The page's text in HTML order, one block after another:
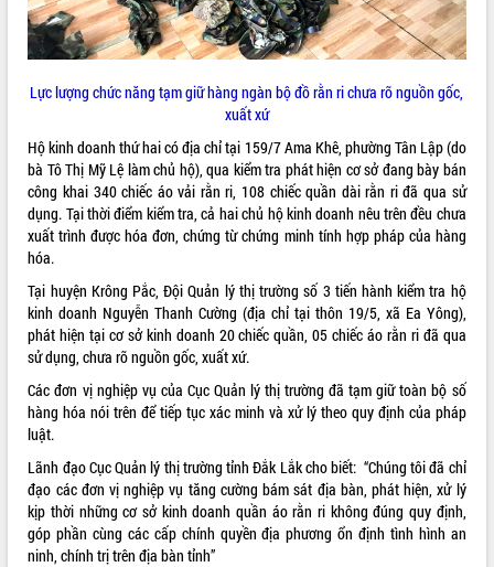
LIÊN KẾT WEB
Hôm nay: 2364
Tất cả: 66047687
Lực lượng chức năng tạm giữ hàng ngàn bộ đồ rằn ri chưa rõ nguồn gốc,
xuất xứ
Hộ kinh doanh thứ hai có địa chỉ tại 159/7 Ama Khê, phường Tân Lập (do
bà Tô Thị Mỹ Lệ làm chủ hộ), qua kiểm tra phát hiện cơ sở đang bày bán
công khai 340 chiếc áo vải rằn ri, 108 chiếc quần dài rằn ri đã qua sử
dụng. Tại thời điểm kiểm tra, cả hai chủ hộ kinh doanh nêu trên đều chưa
xuất trình được hóa đơn, chứng từ chứng minh tính hợp pháp của hàng
hóa.
Tại huyện Krông Pắc, Đội Quản lý thị trường số 3 tiến hành kiểm tra hộ
kinh doanh Nguyễn Thanh Cường (địa chỉ tại thôn 19/5, xã Ea Yông),
phát hiện tại cơ sở kinh doanh 20 chiếc quần, 05 chiếc áo rằn ri đã qua
sử dụng, chưa rõ nguồn gốc, xuất xứ.
Các đơn vị nghiệp vụ của Cục Quản lý thị trường đã tạm giữ toàn bộ số
hàng hóa nói trên để tiếp tục xác minh và xử lý theo quy định của pháp
luật.
Lãnh đạo Cục Quản lý thị trường tỉnh Đắk Lắk cho biết: “Chúng tôi đã chỉ
đạo các đơn vị nghiệp vụ tăng cường bám sát địa bàn, phát hiện, xử lý
kịp thời những cơ sở kinh doanh quần áo rằn ri không đúng quy định,
góp phần cùng các cấp chính quyền địa phương ổn định tình hình an
ninh, chính trị trên địa bàn tỉnh”